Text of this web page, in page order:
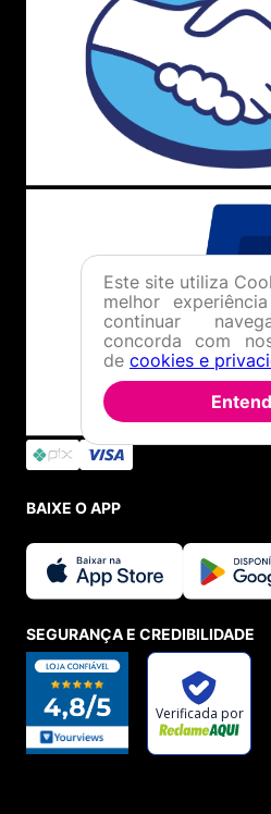
BAIXE O APP
SEGURANÇA E CREDIBILIDADE
Este site utiliza
melhor
continuar
concorda com
de cookies e